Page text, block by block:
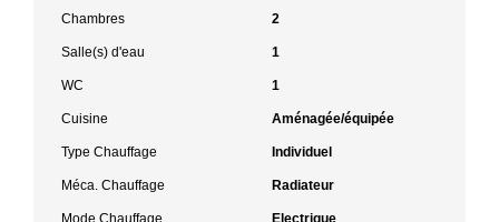
Chambres 2
Salle(s) d'eau 1
WC 1
Cuisine Aménagée/équipée
Type Chauffage Individuel
Méca. Chauffage Radiateur
Mode Chauffage Electrique